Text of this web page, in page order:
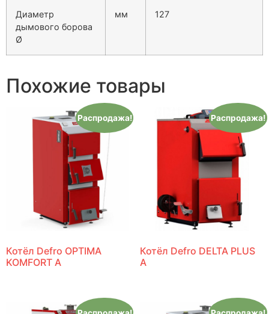
Диаметр
дымового борова
Ø
мм 127
Похожие товары
Распродажа!
Котёл Defro OPTIMA
KOMFORT A
Распродажа!
Котёл Defro DELTA PLUS
A